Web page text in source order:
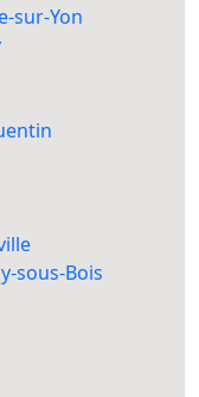
sur-Yon
sous-Bois